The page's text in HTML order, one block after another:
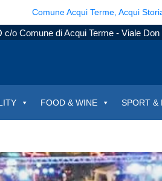
Comune Acqui Terme, Acqui
c/o Comune di Acqui Terme - Viale
FOOD & WINE SPORT &